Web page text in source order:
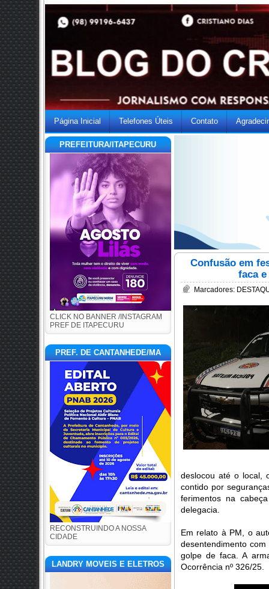
Página Inicial Telefones Úteis Contato
PREFEITURA/ITAPECURU
CLICK NO BANNER /INSTAGRAM
PREF DE ITAPECURU
PREF. DE CANTANHEDE/MA
RECONSTRUINDO A NOSSA
CIDADE
LANDRY MOVEIS E ELETROS
Confusão em
faca
Marcadores:
deslocou até o local,
contido por
ferimentos na
delegacia.
Em relato à PM, o
desentendimento
golpe de faca. A
Ocorrência nº 326/25.